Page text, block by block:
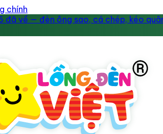
chính
đã về — đèn ông sao, cá chép, kéo